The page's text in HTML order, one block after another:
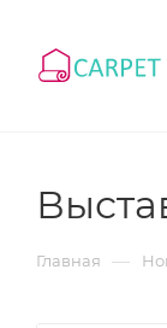
Главная —